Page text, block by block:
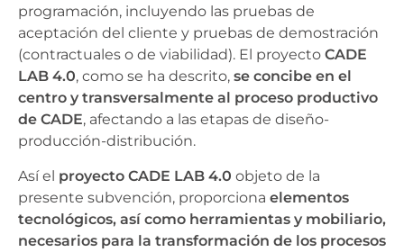
programación, incluyendo las pruebas de
aceptación del cliente y pruebas de demostración
(contractuales o de viabilidad). El proyecto CADE
LAB 4.0, como se ha descrito, se concibe en el
centro y transversalmente al proceso productivo
de CADE, afectando a las etapas de diseño-
producción-distribución.
Así el proyecto CADE LAB 4.0 objeto de la
presente subvención, proporciona elementos
tecnológicos, así como herramientas y mobiliario,
necesarios para la transformación de los procesos